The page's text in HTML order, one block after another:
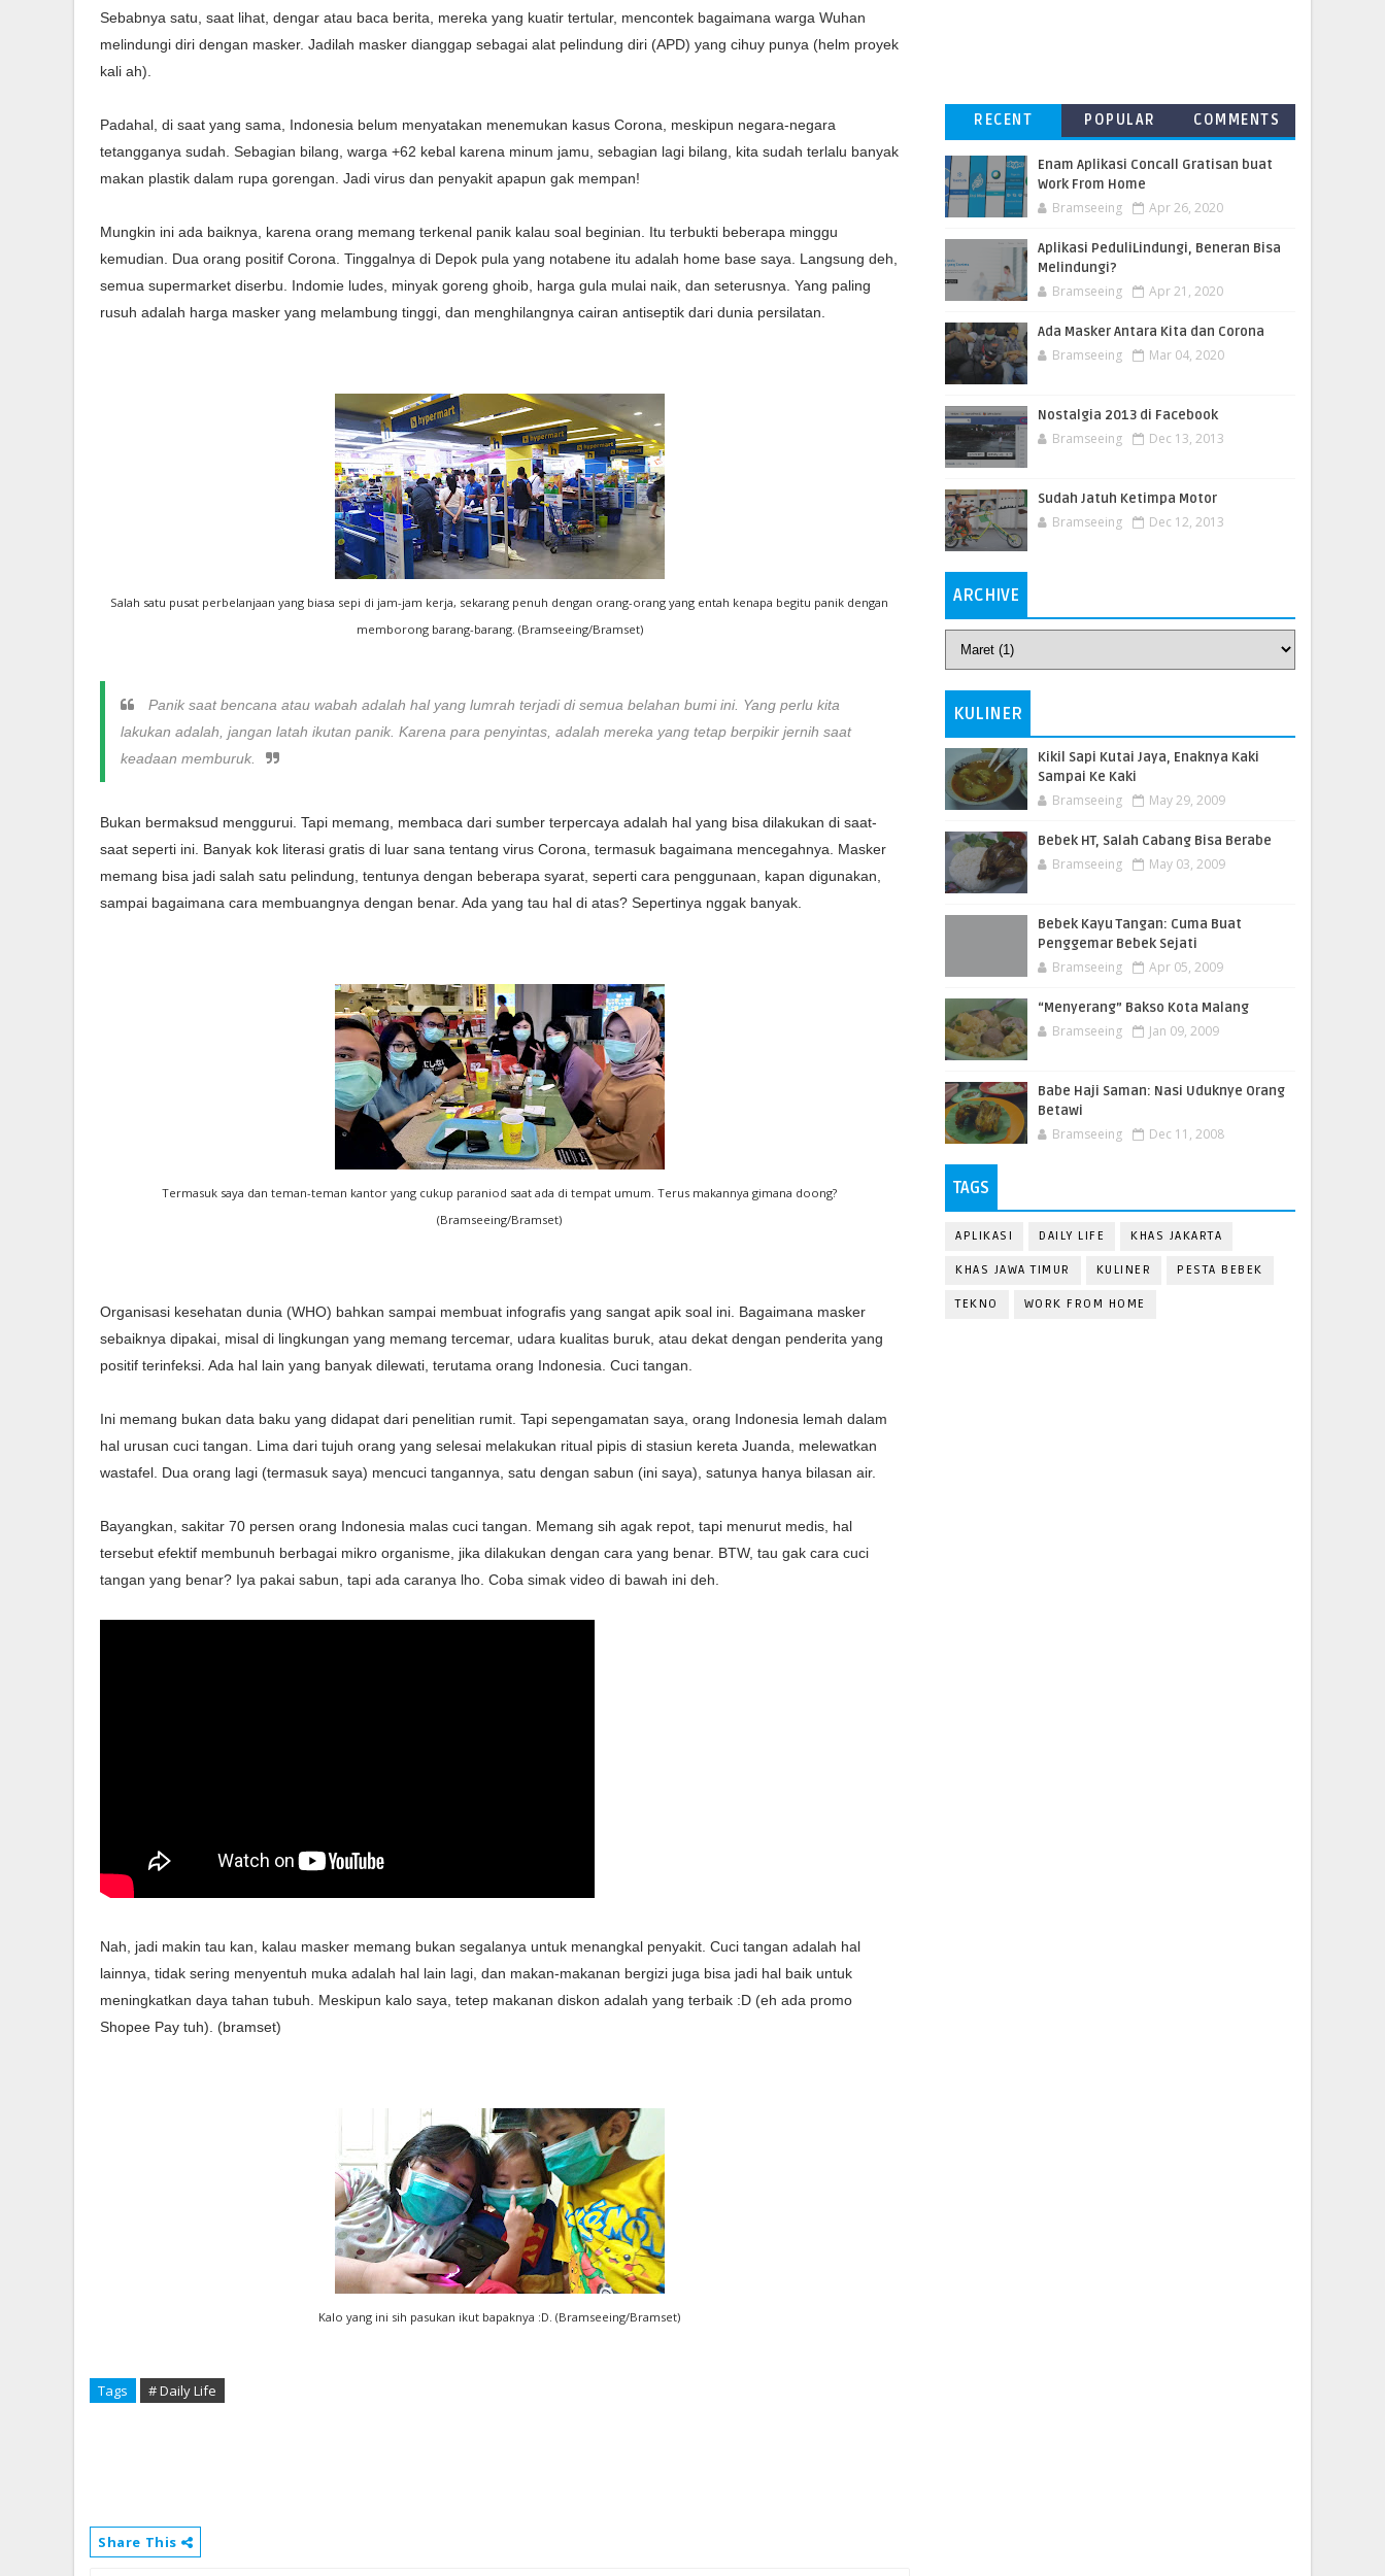
Sebabnya satu, saat lihat, dengar atau baca berita, mereka yang kuatir tertular, mencontek bagaimana warga Wuhan
melindungi diri dengan masker. Jadilah masker dianggap sebagai alat pelindung diri (APD) yang cihuy punya (helm proyek
kali ah).
Padahal, di saat yang sama, Indonesia belum menyatakan menemukan kasus Corona, meskipun negara-negara
tetangganya sudah. Sebagian bilang, warga +62 kebal karena minum jamu, sebagian lagi bilang, kita sudah terlalu banyak
makan plastik dalam rupa gorengan. Jadi virus dan penyakit apapun gak mempan!
Mungkin ini ada baiknya, karena orang memang terkenal panik kalau soal beginian. Itu terbukti beberapa minggu
kemudian. Dua orang positif Corona. Tinggalnya di Depok pula yang notabene itu adalah home base saya. Langsung deh,
semua supermarket diserbu. Indomie ludes, minyak goreng ghoib, harga gula mulai naik, dan seterusnya. Yang paling
rusuh adalah harga masker yang melambung tinggi, dan menghilangnya cairan antiseptik dari dunia persilatan.
Salah satu pusat perbelanjaan yang biasa sepi di jam-jam kerja, sekarang penuh dengan orang-orang yang entah kenapa begitu panik dengan
memborong barang-barang. (Bramseeing/Bramset)
Panik saat bencana atau wabah adalah hal yang lumrah terjadi di semua belahan bumi ini. Yang perlu kita
lakukan adalah, jangan latah ikutan panik. Karena para penyintas, adalah mereka yang tetap berpikir jernih saat
keadaan memburuk.
Bukan bermaksud menggurui. Tapi memang, membaca dari sumber terpercaya adalah hal yang bisa dilakukan di saat-
saat seperti ini. Banyak kok literasi gratis di luar sana tentang virus Corona, termasuk bagaimana mencegahnya. Masker
memang bisa jadi salah satu pelindung, tentunya dengan beberapa syarat, seperti cara penggunaan, kapan digunakan,
sampai bagaimana cara membuangnya dengan benar. Ada yang tau hal di atas? Sepertinya nggak banyak.
Termasuk saya dan teman-teman kantor yang cukup paraniod saat ada di tempat umum. Terus makannya gimana doong?
(Bramseeing/Bramset)
Organisasi kesehatan dunia (WHO) bahkan sampai membuat infografis yang sangat apik soal ini. Bagaimana masker
sebaiknya dipakai, misal di lingkungan yang memang tercemar, udara kualitas buruk, atau dekat dengan penderita yang
positif terinfeksi. Ada hal lain yang banyak dilewati, terutama orang Indonesia. Cuci tangan.
Ini memang bukan data baku yang didapat dari penelitian rumit. Tapi sepengamatan saya, orang Indonesia lemah dalam
hal urusan cuci tangan. Lima dari tujuh orang yang selesai melakukan ritual pipis di stasiun kereta Juanda, melewatkan
wastafel. Dua orang lagi (termasuk saya) mencuci tangannya, satu dengan sabun (ini saya), satunya hanya bilasan air.
Bayangkan, sakitar 70 persen orang Indonesia malas cuci tangan. Memang sih agak repot, tapi menurut medis, hal
tersebut efektif membunuh berbagai mikro organisme, jika dilakukan dengan cara yang benar. BTW, tau gak cara cuci
tangan yang benar? Iya pakai sabun, tapi ada caranya lho. Coba simak video di bawah ini deh.
Nah, jadi makin tau kan, kalau masker memang bukan segalanya untuk menangkal penyakit. Cuci tangan adalah hal
lainnya, tidak sering menyentuh muka adalah hal lain lagi, dan makan-makanan bergizi juga bisa jadi hal baik untuk
meningkatkan daya tahan tubuh. Meskipun kalo saya, tetep makanan diskon adalah yang terbaik :D (eh ada promo
Shopee Pay tuh). (bramset)
Kalo yang ini sih pasukan ikut bapaknya :D. (Bramseeing/Bramset)
Tags # Daily Life
Share This
RECENT POPULAR COMMENTS
Enam Aplikasi Concall Gratisan buat
Work From Home
Bramseeing Apr 26, 2020
Aplikasi PeduliLindungi, Beneran Bisa
Melindungi?
Bramseeing Apr 21, 2020
Ada Masker Antara Kita dan Corona
Bramseeing Mar 04, 2020
Nostalgia 2013 di Facebook
Bramseeing Dec 13, 2013
Sudah Jatuh Ketimpa Motor
Bramseeing Dec 12, 2013
ARCHIVE
KULINER
Kikil Sapi Kutai Jaya, Enaknya Kaki
Sampai Ke Kaki
Bramseeing May 29, 2009
Bebek HT, Salah Cabang Bisa Berabe
Bramseeing May 03, 2009
Bebek Kayu Tangan: Cuma Buat
Penggemar Bebek Sejati
Bramseeing Apr 05, 2009
“Menyerang” Bakso Kota Malang
Bramseeing Jan 09, 2009
Babe Haji Saman: Nasi Uduknye Orang
Betawi
Bramseeing Dec 11, 2008
TAGS
APLIKASI DAILY LIFE KHAS JAKARTA
KHAS JAWA TIMUR KULINER PESTA BEBEK
TEKNO WORK FROM HOME